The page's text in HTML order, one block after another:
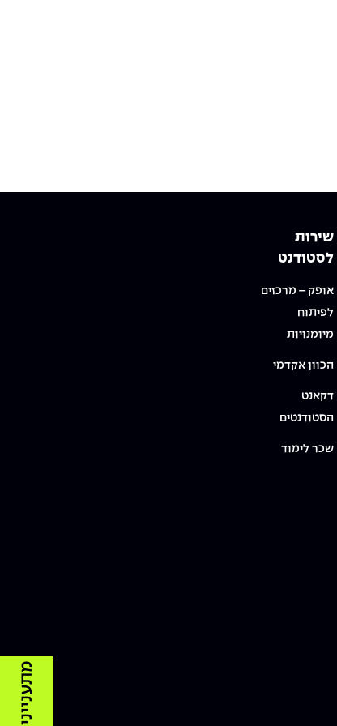
שירות
לסטודנט
אופק – מרכזים
לפיתוח
מיומנויות
הכוון אקדמי
דקאנט
הסטודנטים
שכר לימוד